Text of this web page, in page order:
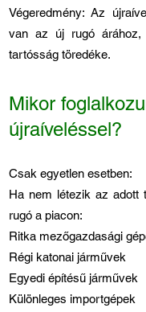
Végeredmény: Az
van az új rugó
tartósság töredéke.
Mikor
újraíveléssel?
Csak egyetlen esetben:
Ha nem létezik az adott
rugó a piacon:
Ritka mezőgazdasági
Régi katonai járművek
Egyedi építésű járművek
Különleges importgépek